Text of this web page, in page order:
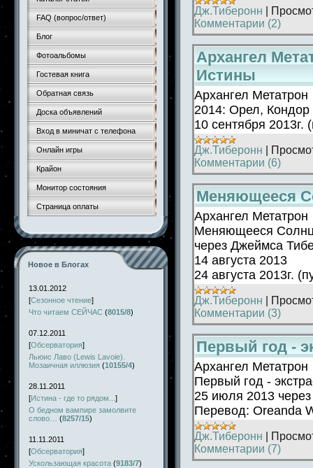
FAQ (вопрос/ответ)
Блог
Фотоальбомы
Гостевая книга
Обратная связь
Доска объявлений
Вход в миничат с телефона
Онлайн игры
Крайон
Монитор состояния
Страница оплаты
Новое в Блогах
13.01.2012
[Сезонное чтение]
Что читаем СЕЙЧАС (8015/8)
07.12.2011
[Обсерватория]
Льюис Лаво (Lewis Lavoie).
Мозаичная иллюзия (10155/4)
28.11.2011
[Истина - где то рядом... ]
О бедном вампире замолвите
слово…
(8257/15)
11.11.2011
[Обсерватория]
Ускользающая красота (9183/7)
Дж.Тиберонн
Комментарии (2)
Архангел
Истины
Архангел Метатрон
2014: Орел,
10 сентября
Дж.Тиберонн
Комментарии (6)
Меняющееся
Архангел Метатрон
Меняющееся
через Джеймса
14 августа 2013
24 августа 2013г.
Дж.Тиберонн
Комментарии (3)
Первый год -
Архангел Метатрон
Первый год -
25 июля 2013
Перевод: Oreanda
Дж.Тиберонн
Комментарии (7)